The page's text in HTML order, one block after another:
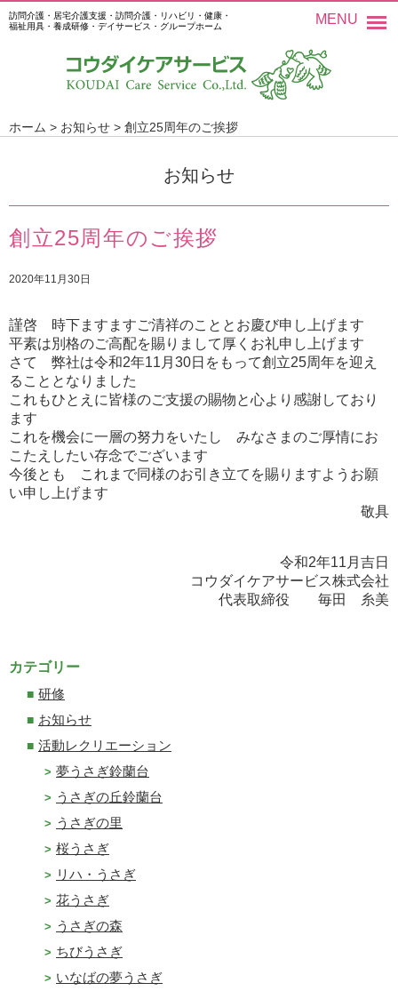
訪問介護・居宅介護支援・訪問介護・リハビリ・健康・
福祉用具・養成研修・デイサービス・グループホーム
MENU
ホーム > お知らせ > 創立25周年のご挨拶
お知らせ
創立25周年のご挨拶
2020年11月30日
謹啓 時下ますますご清祥のこととお慶び申し上げます
平素は別格のご高配を賜りまして厚くお礼申し上げます
さて 弊社は令和2年11月30日をもって創立25周年を迎え
ることとなりました
これもひとえに皆様のご支援の賜物と心より感謝しており
ます
これを機会に一層の努力をいたし みなさまのご厚情にお
こたえしたい存念でございます
今後とも これまで同様のお引き立てを賜りますようお願
い申し上げます
敬具
令和2年11月吉日
コウダイケアサービス株式会社
代表取締役 毎田 糸美
カテゴリー
研修
お知らせ
活動レクリエーション
夢うさぎ鈴蘭台
うさぎの丘鈴蘭台
うさぎの里
桜うさぎ
リハ・うさぎ
花うさぎ
うさぎの森
ちびうさぎ
いなばの夢うさぎ